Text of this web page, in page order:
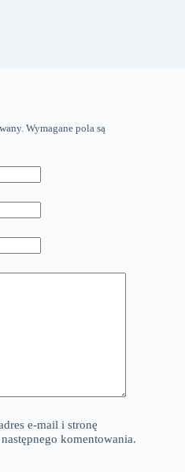
Wymagane pola są
e-mail i stronę
komentowania.